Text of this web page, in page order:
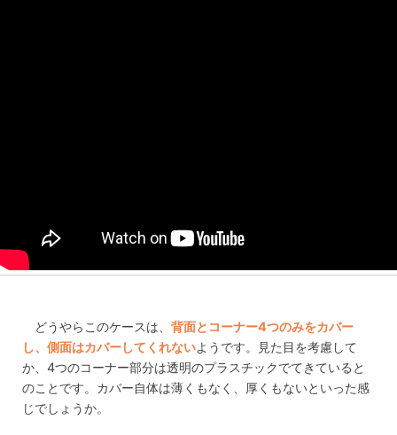
どうやらこのケースは、背面とコーナー4つのみをカバー
し、側面はカバーしてくれないようです。見た目を考慮して
か、4つのコーナー部分は透明のプラスチックでてきていると
のことです。カバー自体は薄くもなく、厚くもないといった感
じでしょうか。